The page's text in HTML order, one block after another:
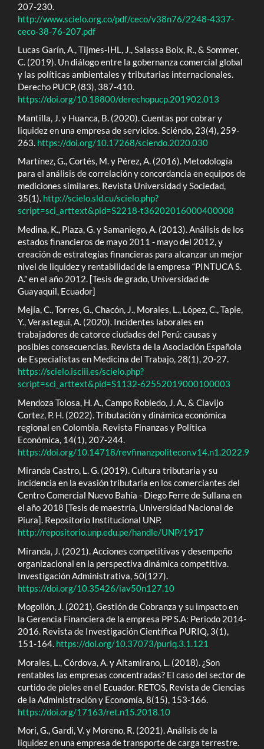
207-230.
http://www.scielo.org.co/pdf/ceco/v38n76/2248-4337-
ceco-38-76-207.pdf
Lucas Garín, A., Tijmes-IHL, J., Salassa Boix, R., & Sommer,
C. (2019). Un diálogo entre la gobernanza comercial global
y las políticas ambientales y tributarias internacionales.
Derecho PUCP, (83), 387-410.
https://doi.org/10.18800/derechopucp.201902.013
Mantilla, J. y Huanca, B. (2020). Cuentas por cobrar y
liquidez en una empresa de servicios. Sciéndo, 23(4), 259-
263. https://doi.org/10.17268/sciendo.2020.030
Martínez, G., Cortés, M. y Pérez, A. (2016). Metodología
para el análisis de correlación y concordancia en equipos de
mediciones similares. Revista Universidad y Sociedad,
35(1). http://scielo.sld.cu/scielo.php?
script=sci_arttext&pid=S2218-t36202016000400008
Medina, K., Plaza, G. y Samaniego, A. (2013). Análisis de los
estados financieros de mayo 2011 - mayo del 2012, y
creación de estrategias financieras para alcanzar un mejor
nivel de liquidez y rentabilidad de la empresa “PINTUCA S.
A.” en el año 2012. [Tesis de grado, Universidad de
Guayaquil, Ecuador]
Mejía, C., Torres, G., Chacón, J., Morales, L., López, C., Tapie,
Y., Verastegui, A. (2020). Incidentes laborales en
trabajadores de catorce ciudades del Perú: causas y
posibles consecuencias. Revista de la Asociación Española
de Especialistas en Medicina del Trabajo, 28(1), 20-27.
https://scielo.isciii.es/scielo.php?
script=sci_arttext&pid=S1132-62552019000100003
Mendoza Tolosa, H. A., Campo Robledo, J. A., & Clavijo
Cortez, P. H. (2022). Tributación y dinámica económica
regional en Colombia. Revista Finanzas y Política
Económica, 14(1), 207-244.
https://doi.org/10.14718/revfinanzpolitecon.v14.n1.2022.9
Miranda Castro, L. G. (2019). Cultura tributaria y su
incidencia en la evasión tributaria en los comerciantes del
Centro Comercial Nuevo Bahía - Diego Ferre de Sullana en
el año 2018 [Tesis de maestría, Universidad Nacional de
Piura]. Repositorio Institucional UNP.
http://repositorio.unp.edu.pe/handle/UNP/1917
Miranda, J. (2021). Acciones competitivas y desempeño
organizacional en la perspectiva dinámica competitiva.
Investigación Administrativa, 50(127).
https://doi.org/10.35426/iav50n127.10
Mogollón, J. (2021). Gestión de Cobranza y su impacto en
la Gerencia Financiera de la empresa PP S.A: Periodo 2014-
2016. Revista de Investigación Científica PURIQ, 3(1),
151-164. https://doi.org/10.37073/puriq.3.1.121
Morales, L., Córdova, A. y Altamirano, L. (2018). ¿Son
rentables las empresas concentradas? El caso del sector de
curtido de pieles en el Ecuador. RETOS, Revista de Ciencias
de la Administración y Economía, 8(15), 153-166.
https://doi.org/17163/ret.n15.2018.10
Mori, G., Gardi, V. y Moreno, R. (2021). Análisis de la
liquidez en una empresa de transporte de carga terrestre.